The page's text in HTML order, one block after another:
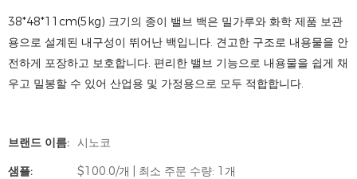
38*48*11cm(5kg) 크기의 종이 밸브 백은 밀가루와 화학 제품 보관
용으로 설계된 내구성이 뛰어난 백입니다. 견고한 구조로 내용물을 안
전하게 포장하고 보호합니다. 편리한 밸브 기능으로 내용물을 쉽게 채
우고 밀봉할 수 있어 산업용 및 가정용으로 모두 적합합니다.
브랜드 이름: 시노코
샘플:
$100.0/개 | 최소 주문 수량: 1개